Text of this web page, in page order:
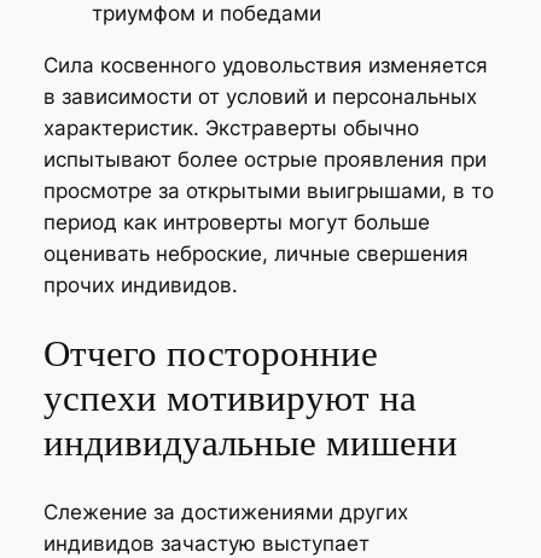
триумфом и победами
Сила косвенного удовольствия изменяется
в зависимости от условий и персональных
характеристик. Экстраверты обычно
испытывают более острые проявления при
просмотре за открытыми выигрышами, в то
период как интроверты могут больше
оценивать неброские, личные свершения
прочих индивидов.
Отчего посторонние
успехи мотивируют на
индивидуальные мишени
Слежение за достижениями других
индивидов зачастую выступает